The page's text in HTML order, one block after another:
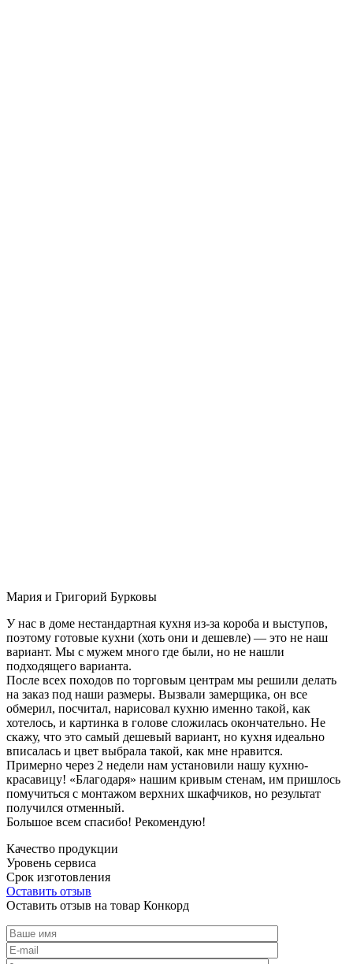
Мария и Григорий Бурковы
У нас в доме нестандартная кухня из-за короба и выступов,
поэтому готовые кухни (хоть они и дешевле) — это не наш
вариант. Мы с мужем много где были, но не нашли
подходящего варианта.
После всех походов по торговым центрам мы решили делать
на заказ под наши размеры. Вызвали замерщика, он все
обмерил, посчитал, нарисовал кухню именно такой, как
хотелось, и картинка в голове сложилась окончательно. Не
скажу, что это самый дешевый вариант, но кухня идеально
вписалась и цвет выбрала такой, как мне нравится.
Примерно через 2 недели нам установили нашу кухню-
красавицу! «Благодаря» нашим кривым стенам, им пришлось
помучиться с монтажом верхних шкафчиков, но результат
получился отменный.
Большое всем спасибо! Рекомендую!
Качество продукции
Уровень сервиса
Срок изготовления
Оставить отзыв
Оставить отзыв на товар Конкорд